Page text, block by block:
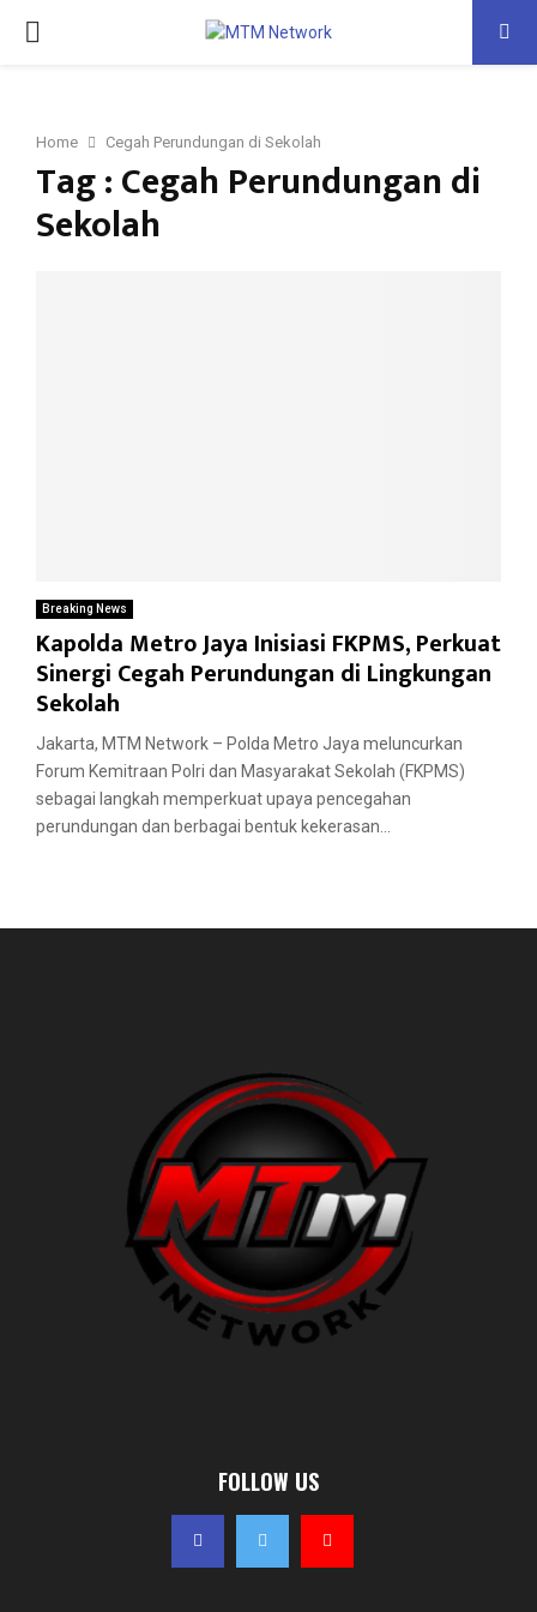
PRIMARY
Home Cegah Perundungan di Sekolah
Tag : Cegah Perundungan di
Sekolah
Breaking News
Kapolda Metro Jaya Inisiasi FKPMS, Perkuat
Sinergi Cegah Perundungan di Lingkungan
Sekolah
Jakarta, MTM Network – Polda Metro Jaya meluncurkan
Forum Kemitraan Polri dan Masyarakat Sekolah (FKPMS)
sebagai langkah memperkuat upaya pencegahan
perundungan dan berbagai bentuk kekerasan...
FOLLOW US